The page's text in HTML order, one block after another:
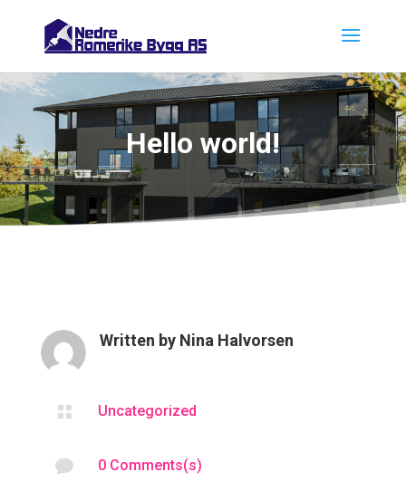
Hello world!
Written by Nina Halvorsen
 Uncategorized
 0 Comments(s)